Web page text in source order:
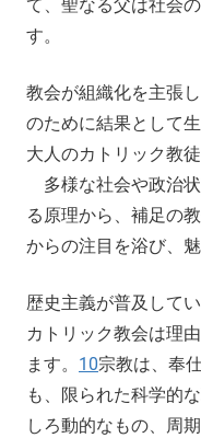
て、聖なる父は社会
す。
教会が組織化を主張
のために結果として
大人のカトリック教
多様な社会や政治
る原理から、補足の
からの注目を浴び、魅
歴史主義が普及して
カトリック教会は理
ます。 10宗教は、奉
も、限られた科学的
しろ動的なもの、周